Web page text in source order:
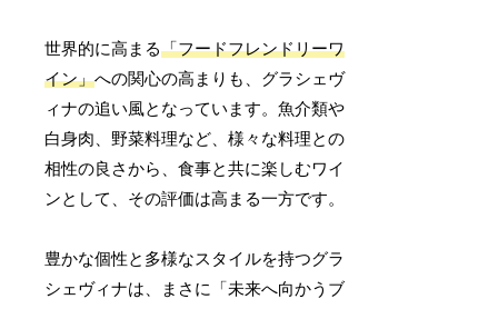
世界的に高まる「フードフレンドリーワ
イン」への関心の高まりも、グラシェヴ
ィナの追い風となっています。魚介類や
白身肉、野菜料理など、様々な料理との
相性の良さから、食事と共に楽しむワイ
ンとして、その評価は高まる一方です。
豊かな個性と多様なスタイルを持つグラ
シェヴィナは、まさに「未来へ向かうブ